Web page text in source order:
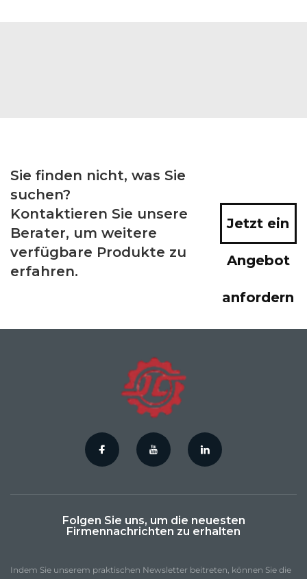
Sie finden nicht, was Sie
suchen?
Kontaktieren Sie unsere
Berater, um weitere
verfügbare Produkte zu
erfahren.
Jetzt ein
Angebot
anfordern
Folgen Sie uns, um die neuesten
Firmennachrichten zu erhalten
Indem Sie unserem praktischen Newsletter beitreten, können Sie die